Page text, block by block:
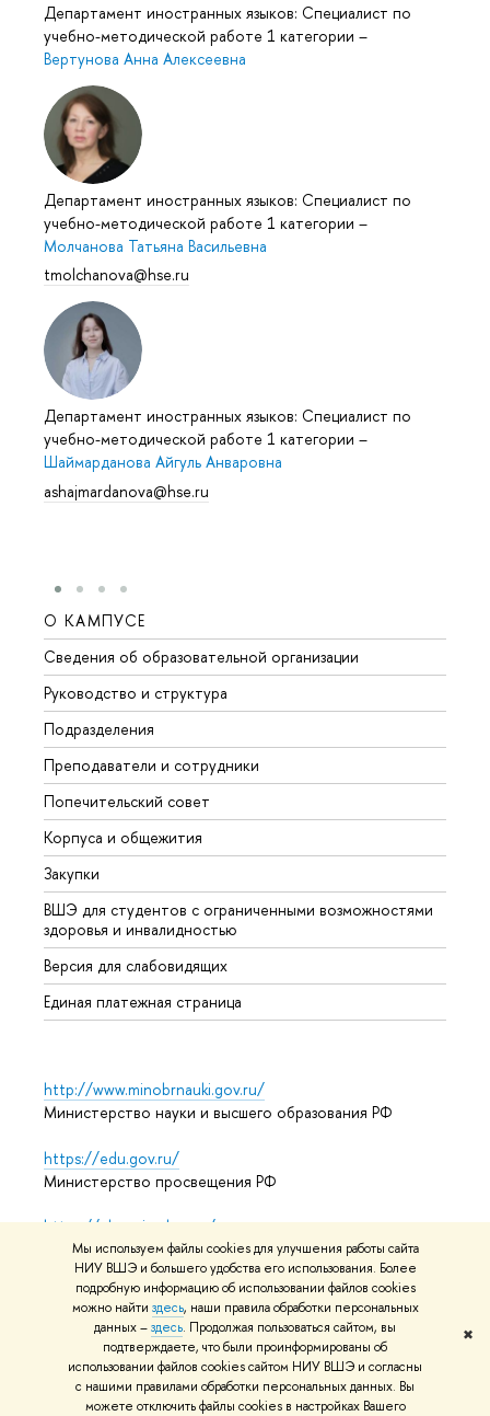
Мы используем файлы cookies для улучшения работы сайта
НИУ ВШЭ и большего удобства его использования. Более
подробную информацию об использовании файлов cookies
можно найти здесь, наши правила обработки персональных
данных –здесь. Продолжая пользоваться сайтом, вы
подтверждаете, что были проинформированы об
использовании файлов cookies сайтом НИУ ВШЭ и согласны
с нашими правилами обработки персональных данных. Вы
можете отключить файлы cookies в настройках Вашего
✖
Департамент иностранных языков: Специалист по
учебно-методической работе 1 категории –
Вертунова Анна Алексеевна
Департамент иностранных языков: Специалист по
учебно-методической работе 1 категории –
Молчанова Татьяна Васильевна
tmolchanova@hse.ru
Департамент иностранных языков: Специалист по
учебно-методической работе 1 категории –
Шаймарданова Айгуль Анваровна
ashajmardanova@hse.ru
О КАМПУСЕ
Сведения об образовательной организации
Руководство и структура
Подразделения
Преподаватели и сотрудники
Попечительский совет
Корпуса и общежития
Закупки
ВШЭ для студентов с ограниченными возможностями
здоровья и инвалидностью
Версия для слабовидящих
Единая платежная страница
http://www.minobrnauki.gov.ru/
Министерство науки и высшего образования РФ
https://edu.gov.ru/
Министерство просвещения РФ
https://elearning.hse.ru/mooc
Массовые открытые онлайн-курсы
© НИУ ВШЭ 1993–2026 Адреса и контактыУсловия
использования материаловПолитика конфиденциальности
Карта сайта